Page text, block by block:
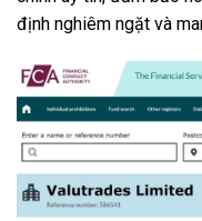
định nghiêm ngặt và